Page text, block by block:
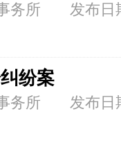
事务所 发布
纷案
事务所 发布